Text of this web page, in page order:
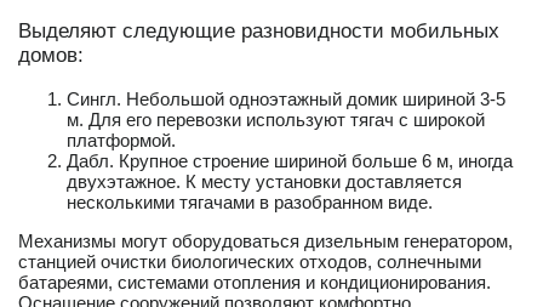
Выделяют следующие разновидности мобильных
домов:
Сингл. Небольшой одноэтажный домик шириной 3-5
м. Для его перевозки используют тягач с широкой
платформой.
Дабл. Крупное строение шириной больше 6 м, иногда
двухэтажное. К месту установки доставляется
несколькими тягачами в разобранном виде.
Механизмы могут оборудоваться дизельным генератором,
станцией очистки биологических отходов, солнечными
батареями, системами отопления и кондиционирования.
Оснащение сооружений позволяют комфортно